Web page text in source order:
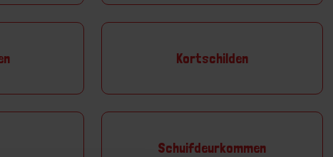
Kortschilden
Schuifdeurkommen